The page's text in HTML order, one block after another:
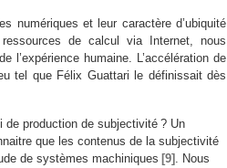
numériques et leur caractère d’ubiquité
de calcul via Internet, nous
l’expérience humaine. L’accélération de
tel que Félix Guattari le définissait dès
de production de subjectivité ? Un
que les contenus de la subjectivité
de systèmes machiniques [9] . Nous